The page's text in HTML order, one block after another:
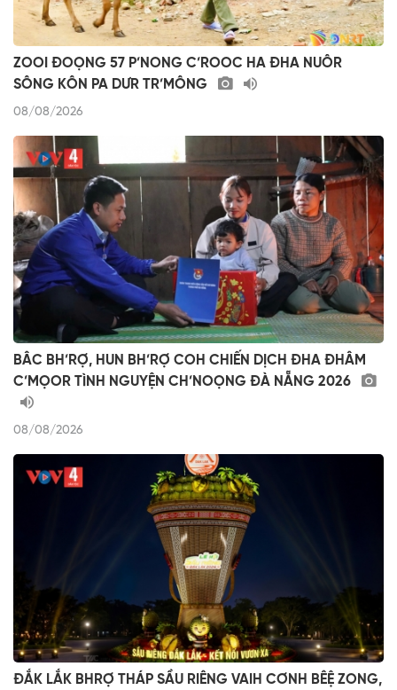
ZOOI ĐOỌNG 57 P’NONG C’ROOC HA ĐHA NUÔR
SÔNG KÔN PA DƯR TR’MÔNG
08/08/2026
BÂC BH’RỢ, HUN BH’RỢ COH CHIẾN DỊCH ĐHA ĐHÂM
C’MỌOR TÌNH NGUYỆN CH’NOỌNG ĐÀ NẴNG 2026
08/08/2026
ĐẮK LẮK BHRỢ THÁP SẦU RIÊNG VAIH CƠNH BÊỆ ZONG,